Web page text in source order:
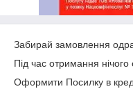
Забирай замовлення
Під час отримання нічого
Оформити Посилку в